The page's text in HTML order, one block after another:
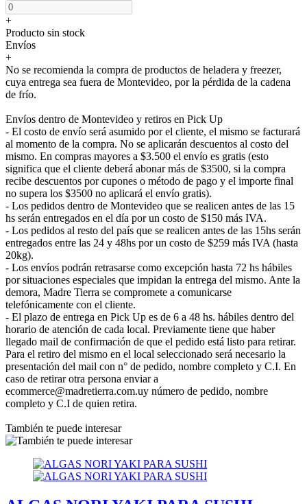
+
Producto sin stock
Envíos
+
No se recomienda la compra de productos de heladera y freezer,
cuya entrega sea fuera de Montevideo, por la pérdida de la cadena
de frío.
Envíos dentro de Montevideo y retiros en Pick Up
- El costo de envío será asumido por el cliente, el mismo se facturará
al momento de la compra. No se aplicarán descuentos al costo del
mismo. En compras mayores a $3.500 el envío es gratis (esto
significa que el cliente deberá abonar más de $3500, si la compra
recibe descuentos por cupones o método de pago y el importe final
no supera los $3500 no aplicará el envío gratis).
- Los pedidos dentro de Montevideo que se realicen antes de las 15
hs serán entregados en el día por un costo de $150 más IVA.
- Los pedidos al resto del país que se realicen antes de las 15hs serán
entregados entre las 24 y 48hs por un costo de $259 más IVA (hasta
20kg).
- Los envíos podrán retrasarse como excepción hasta 72 hs hábiles
por situaciones especiales que impidan la entrega del mismo. Ante la
demora, Madre Tierra se compromete a comunicarse
telefónicamente con el cliente.
- El plazo de entrega en Pick Up es de 6 a 48 hs. hábiles dentro del
horario de atención de cada local. Previamente tiene que haber
llegado mail de confirmación de que el pedido está listo para retirar.
Para el retiro del mismo en el local seleccionado será necesario la
presentación del mail con n° de pedido, nombre completo y C.I. En
caso de retirar otra persona enviar a
ecommerce@madretierra.com.uy número de pedido, nombre
completo y C.I de quien retira.
También te puede interesar